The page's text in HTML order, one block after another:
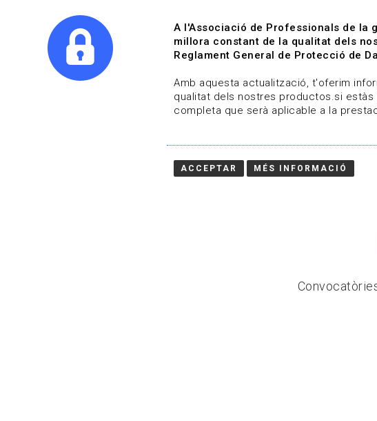
Qui som Línies
A l'Associació de Professionals de la
millora constant de la qualitat dels
Reglament General de Protecció de
Amb aquesta actualització, t'oferim
qualitat dels nostres productos.si
completa que serà aplicable a la
ACCEPTAR MÉS INFORMACIÓ